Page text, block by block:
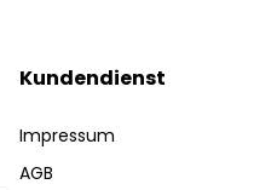
Kundendienst
Impressum
AGB